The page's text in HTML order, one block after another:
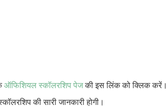
ऑफिशियल स्कॉलरशिप पेजकी इस लिंक को क्लिक करें।
की सारी जानकारी होगी।